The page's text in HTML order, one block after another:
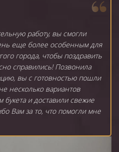
работу, вы смогли
еще более особенным для
города, чтобы поздравить
справились! Позвонила
вы с готовностью пошли
несколько вариантов
букета и доставили свежие
Вам за то, что помогли мне